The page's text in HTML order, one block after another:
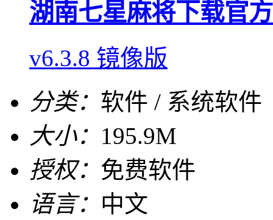
湖南七星麻将下载官
v6.3.8 镜像版
分类： 软件 / 系统软件
大小： 195.9M
授权： 免费软件
语言： 中文